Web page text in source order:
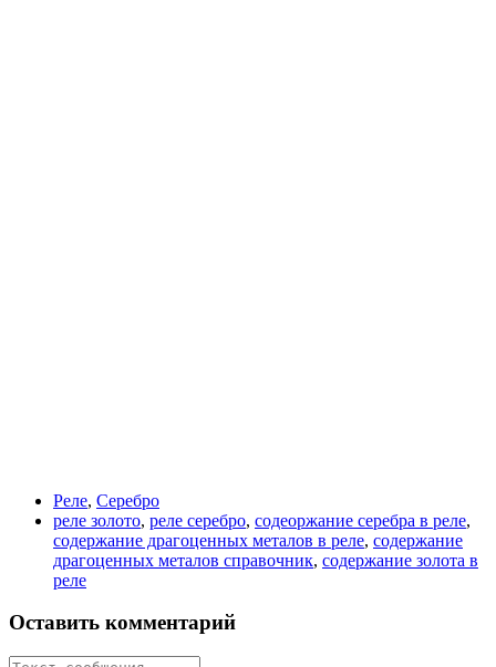
Реле, Серебро
реле золото, реле серебро, содеоржание серебра в реле,
содержание драгоценных металов в реле, содержание
драгоценных металов справочник, содержание золота в
реле
Оставить комментарий